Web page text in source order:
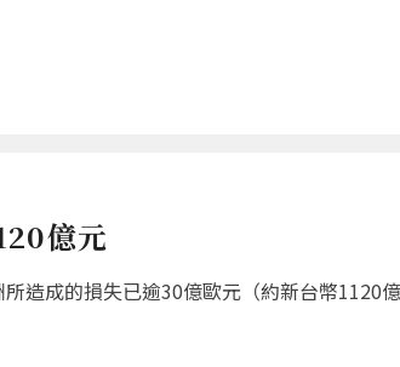
億元
造成的損失已逾30億歐元（約新台幣1120